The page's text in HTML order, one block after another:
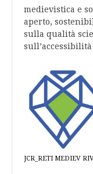
medievistica e
aperto,
sulla qualità
JCR_RETI MEDIEV